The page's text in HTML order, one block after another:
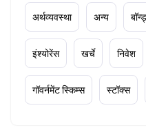
अर्थव्यवस्था अन्य
इंश्योरेंस खर्चे निवेश
गॉवर्नमेंट स्किम्स स्टॉक्स